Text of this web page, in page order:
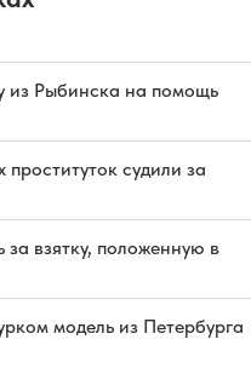
из Рыбинска на помощь
судили за
за взятку, положенную в
модель из Петербурга